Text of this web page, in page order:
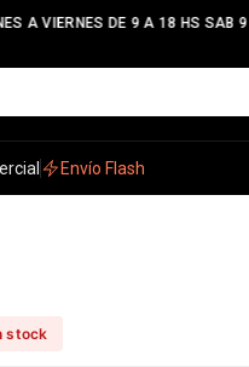
A VIERNES DE 9 A 18 HS SAB 9
Envío Flash
stock